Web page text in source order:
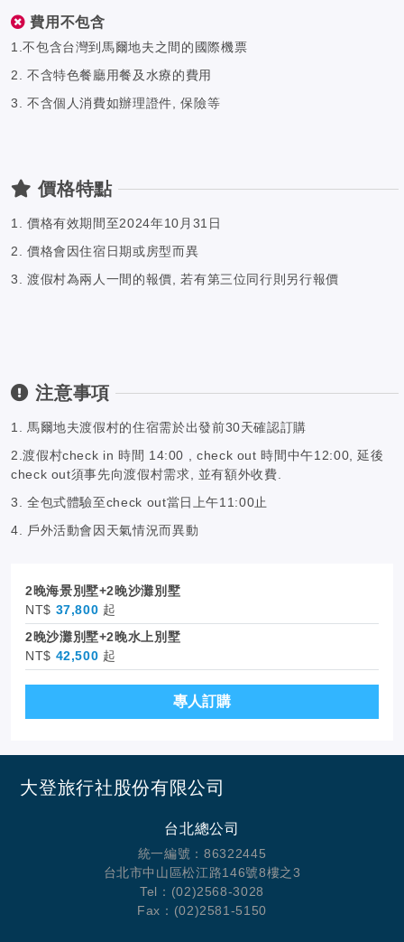
費用不包含
1.不包含台灣到馬爾地夫之間的國際機票
2. 不含特色餐廳用餐及水療的費用
3. 不含個人消費如辦理證件, 保險等
價格特點
1. 價格有效期間至2024年10月31日
2. 價格會因住宿日期或房型而異
3. 渡假村為兩人一間的報價, 若有第三位同行則另行報價
注意事項
1. 馬爾地夫渡假村的住宿需於出發前30天確認訂購
2.渡假村check in 時間 14:00 , check out 時間中午12:00, 延後
check out須事先向渡假村需求, 並有額外收費.
3. 全包式體驗至check out當日上午11:00止
4. 戶外活動會因天氣情況而異動
2晚海景別墅+2晚沙灘別墅
NT$ 37,800 起
2晚沙灘別墅+2晚水上別墅
NT$ 42,500 起
專人訂購
大登旅行社股份有限公司
台北總公司
統一編號：86322445
台北市中山區松江路146號8樓之3
Tel：(02)2568-3028
Fax：(02)2581-5150